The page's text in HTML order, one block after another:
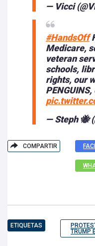
— Vicci
#HandsOff
Medicare,
veteran
schools,
rights, our
— Steph 🐝
COMPARTIR
ETIQUETAS
TRUMP